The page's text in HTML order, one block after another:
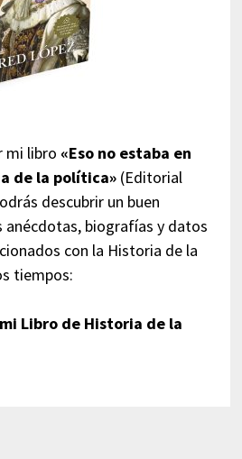
mi libro «Eso no estaba en
de la política»(Editorial
descubrir un buen
anécdotas, biografías y datos
con la Historia de la
tiempos:
Libro de Historia de la